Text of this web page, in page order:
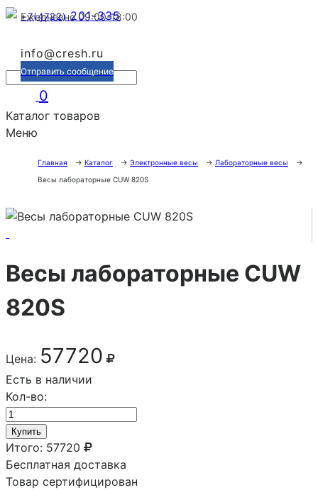
+7(4722)201-335
Ежедневно 09:00-18:00
info@cresh.ru
Отправить сообщение
0
Каталог товаров
Меню
Главная → Каталог → Электронные весы → Лабораторные весы
→
Весы лабораторные CUW 820S
Весы лабораторные CUW
820S
Цена: 57720
Есть в наличии
Кол-во:
Купить
Итого: 57720
Бесплатная доставка
Товар сертифицирован